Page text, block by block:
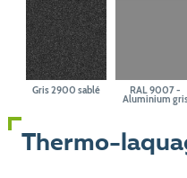
Gris 2900 sablé RAL 9007 -
Aluminium
Thermo-